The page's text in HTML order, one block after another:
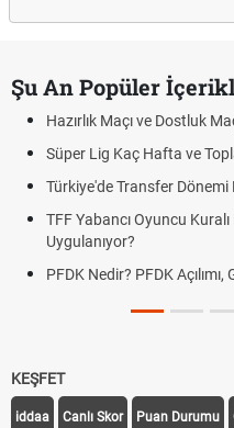
Şu An Popüler
Hazırlık Maçı ve Dostluk
Süper Lig Kaç Hafta ve
Türkiye'de Transfer Dönemi
TFF Yabancı Oyuncu
Uygulanıyor?
PFDK Nedir? PFDK
KEŞFET
iddaa Canlı Skor Puan Durumu